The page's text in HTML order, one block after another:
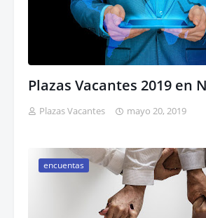
Plazas Vacantes 2019 en
Plazas Vacantes mayo 20, 2019
encuentas